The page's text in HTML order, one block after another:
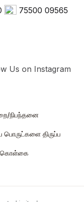
75500 09565
நிபந்தனை
பொருட்களை திருப்ப
கொள்கை